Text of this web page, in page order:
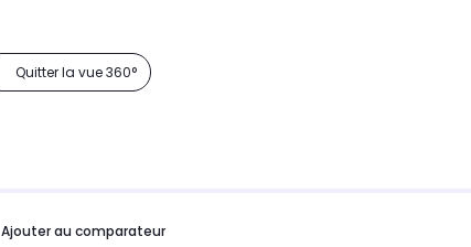
Quitter la vue 360°
Ajouter au comparateur